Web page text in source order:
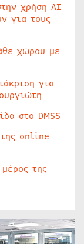
χρήση AI
για τους
χώρου με
για
στο DMSS
της online
της